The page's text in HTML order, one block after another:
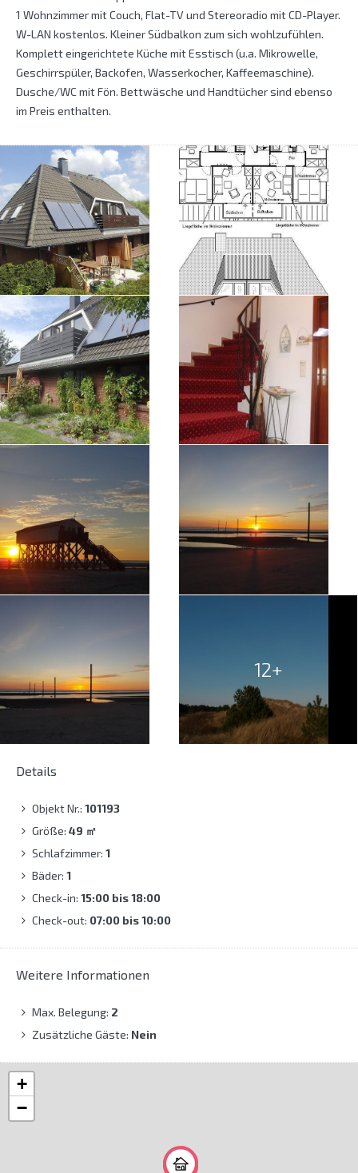
1 Wohnzimmer mit Couch, Flat-TV und Stereoradio mit CD-Player.
W-LAN kostenlos. Kleiner Südbalkon zum sich wohlzufühlen.
Komplett eingerichtete Küche mit Esstisch (u.a. Mikrowelle,
Geschirrspüler, Backofen, Wasserkocher, Kaffeemaschine).
Dusche/WC mit Fön. Bettwäsche und Handtücher sind ebenso
im Preis enthalten.
12+
Details
Objekt Nr.: 101193
Größe: 49 ㎡
Schlafzimmer: 1
Bäder: 1
Check-in: 15:00 bis 18:00
Check-out: 07:00 bis 10:00
Weitere Informationen
Max. Belegung: 2
Zusätzliche Gäste: Nein
+
−